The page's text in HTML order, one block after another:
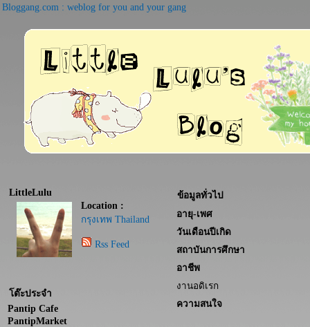
Bloggang.com : weblog for you and your gang
LittleLulu
Location :
กรุงเทพ Thailand
Rss Feed
โต๊ะประจำ
Pantip Cafe
PantipMarket
ข้อมูลทั่วไป
อายุ-เพศ
วันเดือนปีเกิด
สถาบันการศึกษา
อาชีพ
งานอดิเรก
ความสนใจ